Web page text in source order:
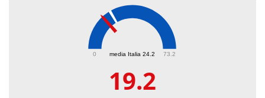
media Italia 24.2
0 73.2
19.2